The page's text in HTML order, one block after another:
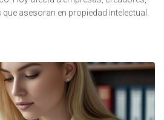
asesoran en propiedad intelectual.